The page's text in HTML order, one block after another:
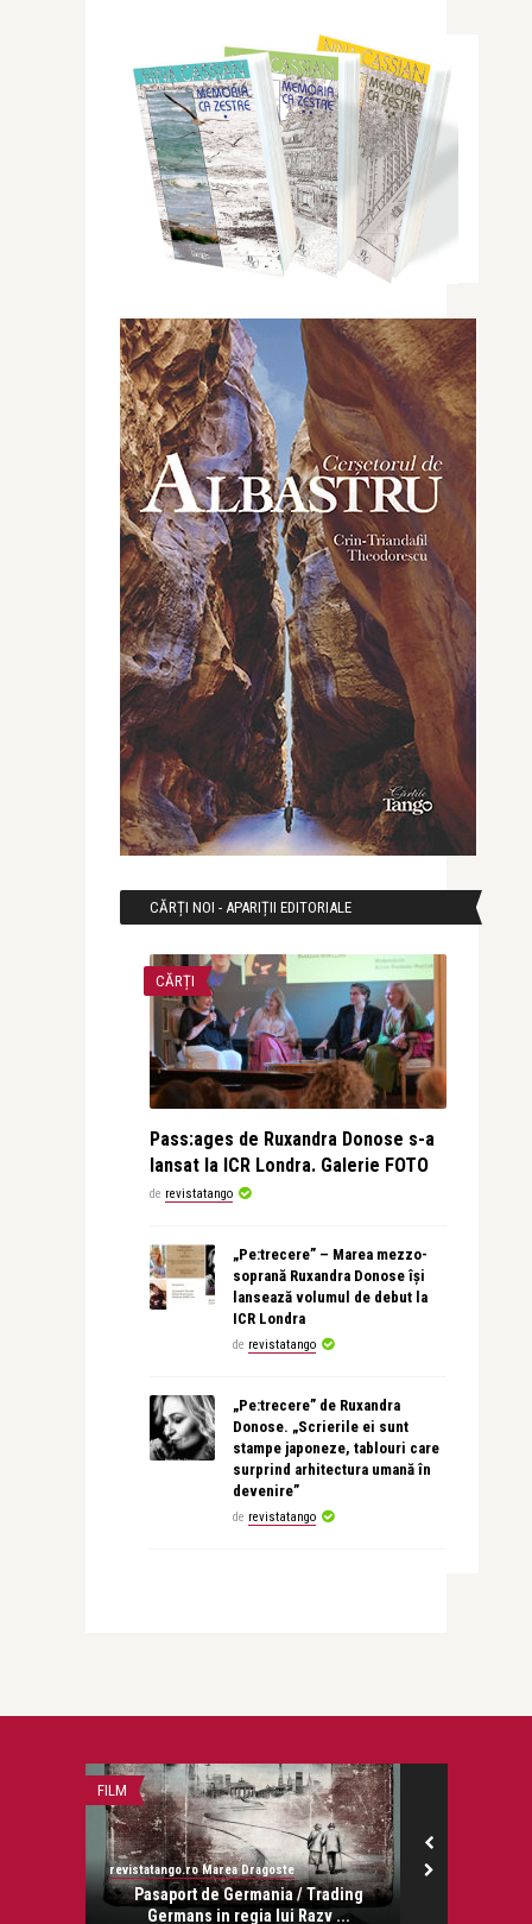
CĂRȚI NOI - APARIȚII EDITORIALE
CĂRȚI
Pass:ages de Ruxandra Donose s-a
lansat la ICR Londra. Galerie FOTO
de revistatango
„Pe:trecere” – Marea mezzo-
soprană Ruxandra Donose își
lansează volumul de debut la
ICR Londra
de revistatango
„Pe:trecere” de Ruxandra
Donose. „Scrierile ei sunt
stampe japoneze, tablouri care
surprind arhitectura umană în
devenire”
de revistatango
FILM
revistatango.ro Marea Dragoste
Pasaport de Germania / Trading
Germans in regia lui Razv ...